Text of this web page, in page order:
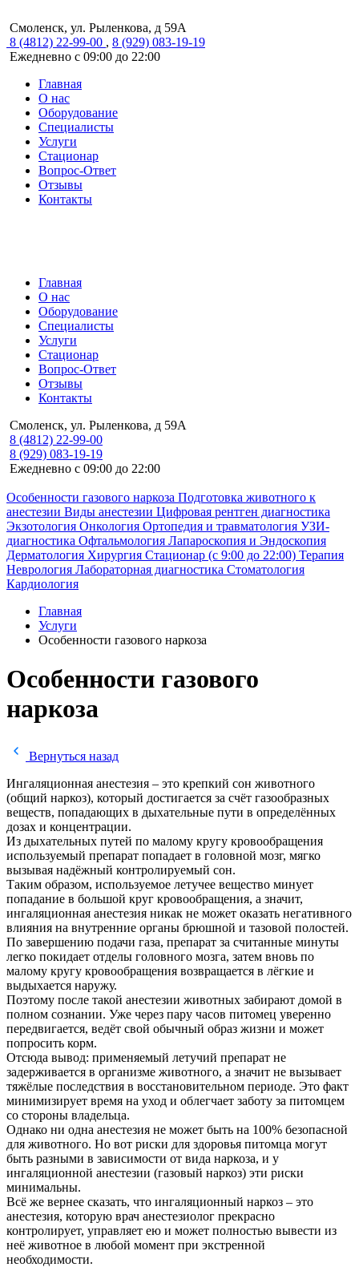
Смоленск, ул. Рыленкова, д 59А
8 (4812) 22-99-00 , 8 (929) 083-19-19
Ежедневно с 09:00 до 22:00
Главная
О нас
Оборудование
Специалисты
Услуги
Стационар
Вопрос-Ответ
Отзывы
Контакты
Главная
О нас
Оборудование
Специалисты
Услуги
Стационар
Вопрос-Ответ
Отзывы
Контакты
Смоленск, ул. Рыленкова, д 59А
8 (4812) 22-99-00
8 (929) 083-19-19
Ежедневно с 09:00 до 22:00
Особенности газового наркоза Подготовка животного к
анестезии Виды анестезии Цифровая рентген диагностика
Экзотология Онкология Ортопедия и травматология УЗИ-
диагностика Офтальмология Лапароскопия и Эндоскопия
Дерматология Хирургия Стационар (с 9:00 до 22:00) Терапия
Неврология Лабораторная диагностика Стоматология
Кардиология
Главная
Услуги
Особенности газового наркоза
Особенности газового
наркоза
Вернуться назад
Ингаляционная анестезия – это крепкий сон животного
(общий наркоз), который достигается за счёт газообразных
веществ, попадающих в дыхательные пути в определённых
дозах и концентрации.
Из дыхательных путей по малому кругу кровообращения
используемый препарат попадает в головной мозг, мягко
вызывая надёжный контролируемый сон.
Таким образом, используемое летучее вещество минует
попадание в большой круг кровообращения, а значит,
ингаляционная анестезия никак не может оказать негативного
влияния на внутренние органы брюшной и тазовой полостей.
По завершению подачи газа, препарат за считанные минуты
легко покидает отделы головного мозга, затем вновь по
малому кругу кровообращения возвращается в лёгкие и
выдыхается наружу.
Поэтому после такой анестезии животных забирают домой в
полном сознании. Уже через пару часов питомец уверенно
передвигается, ведёт свой обычный образ жизни и может
попросить корм.
Отсюда вывод: применяемый летучий препарат не
задерживается в организме животного, а значит не вызывает
тяжёлые последствия в восстановительном периоде. Это факт
минимизирует время на уход и облегчает заботу за питомцем
со стороны владельца.
Однако ни одна анестезия не может быть на 100% безопасной
для животного. Но вот риски для здоровья питомца могут
быть разными в зависимости от вида наркоза, и у
ингаляционной анестезии (газовый наркоз) эти риски
минимальны.
Всё же вернее сказать, что ингаляционный наркоз – это
анестезия, которую врач анестезиолог прекрасно
контролирует, управляет ею и может полностью вывести из
неё животное в любой момент при экстренной
необходимости.